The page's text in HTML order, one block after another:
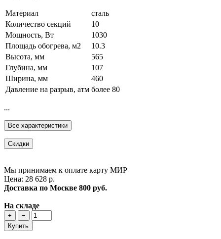
Материал
сталь
Количество секций
10
Мощность, Вт
1030
Площадь обогрева, м2
10.3
Высота, мм
565
Глубина, мм
107
Ширина, мм
460
Давление на разрыв, атм более 80
...
Все характеристики
Скидки
Мы принимаем к оплате карту МИР
Цена: 28 628 р.
Доставка по Москве 800 руб.
На складе
+
−
Купить